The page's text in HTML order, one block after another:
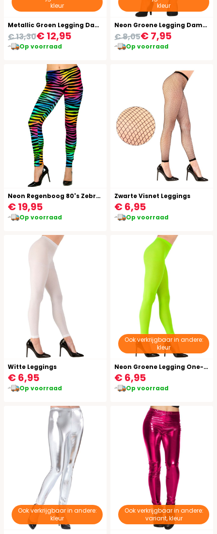
kleur
Metallic Groen Legging Dames
€ 12,95
€ 13,30
Op voorraad
kleur
Neon Groene Legging Dames
€ 7,95
€ 8,05
Op voorraad
Neon Regenboog 80's Zebraprint Legging
€ 19,95
Op voorraad
Zwarte Visnet Leggings
€ 6,95
Op voorraad
Witte Leggings
€ 6,95
Op voorraad
Ook verkrijgbaar in andere:
kleur
Neon Groene Legging One-Size-Volwassenen
€ 6,95
Op voorraad
Ook verkrijgbaar in andere:
kleur
Ook verkrijgbaar in andere:
variant, kleur